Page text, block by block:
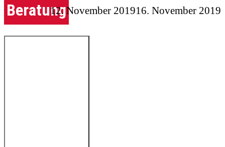
Beratung 16. November 2019
12. November 2019